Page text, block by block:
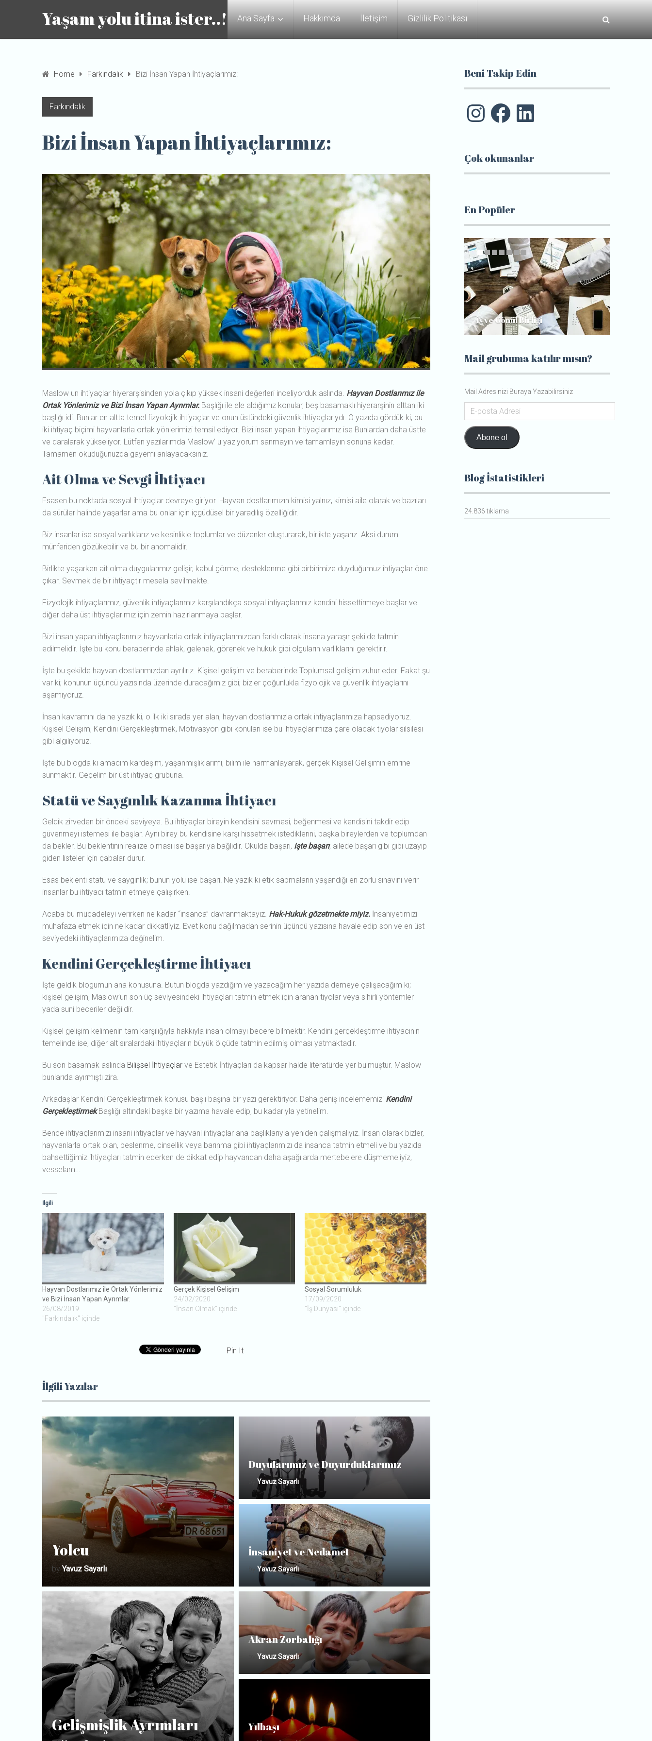
Yaşam yolu itina ister..! Ana Sayfa Hakkımda İletişim Gizlilik Politikası
Home Farkındalık Bizi İnsan Yapan İhtiyaçlarımız:
Farkındalık
Bizi İnsan Yapan İhtiyaçlarımız:
Maslow un ihtiyaçlar hiyerarşisinden yola çıkıp yüksek insani değerleri inceliyorduk aslında. Hayvan Dostlarımız ile
Ortak Yönlerimiz ve Bizi İnsan Yapan Ayrımlar. Başlığı ile ele aldığımız konular, beş basamaklı hiyerarşinin alttan iki
başlığı idi. Bunlar en altta temel fizyolojik ihtiyaçlar ve onun üstündeki güvenlik ihtiyaçlarıydı. O yazıda gördük ki, bu
iki ihtiyaç biçimi hayvanlarla ortak yönlerimizi temsil ediyor. Bizi insan yapan ihtiyaçlarımız ise Bunlardan daha üstte
ve daralarak yükseliyor. Lütfen yazılarımda Maslow’ u yazıyorum sanmayın ve tamamlayın sonuna kadar.
Tamamen okuduğunuzda gayemi anlayacaksınız.
Ait Olma ve Sevgi İhtiyacı
Esasen bu noktada sosyal ihtiyaçlar devreye giriyor. Hayvan dostlarımızın kimisi yalnız, kimisi aile olarak ve bazıları
da sürüler halinde yaşarlar ama bu onlar için içgüdüsel bir yaradılış özelliğidir.
Biz insanlar ise sosyal varlıklarız ve kesinlikle toplumlar ve düzenler oluşturarak, birlikte yaşarız. Aksi durum
münferiden gözükebilir ve bu bir anomalidir.
Birlikte yaşarken ait olma duygularımız gelişir, kabul görme, desteklenme gibi birbirimize duyduğumuz ihtiyaçlar öne
çıkar. Sevmek de bir ihtiyaçtır mesela sevilmekte.
Fizyolojik ihtiyaçlarımız, güvenlik ihtiyaçlarımız karşılandıkça sosyal ihtiyaçlarımız kendini hissettirmeye başlar ve
diğer daha üst ihtiyaçlarımız için zemin hazırlanmaya başlar.
Bizi insan yapan ihtiyaçlarımız hayvanlarla ortak ihtiyaçlarımızdan farklı olarak insana yaraşır şekilde tatmin
edilmelidir. İşte bu konu beraberinde ahlak, gelenek, görenek ve hukuk gibi olguların varlıklarını gerektirir.
İşte bu şekilde hayvan dostlarımızdan ayrılırız. Kişisel gelişim ve beraberinde Toplumsal gelişim zuhur eder. Fakat şu
var ki; konunun üçüncü yazısında üzerinde duracağımız gibi; bizler çoğunlukla fizyolojik ve güvenlik ihtiyaçlarını
aşamıyoruz.
İnsan kavramını da ne yazık ki, o ilk iki sırada yer alan, hayvan dostlarımızla ortak ihtiyaçlarımıza hapsediyoruz.
Kişisel Gelişim, Kendini Gerçekleştirmek, Motivasyon gibi konuları ise bu ihtiyaçlarımıza çare olacak tiyolar silsilesi
gibi algılıyoruz.
İşte bu blogda ki amacım kardeşim, yaşanmışlıklarımı, bilim ile harmanlayarak, gerçek Kişisel Gelişimin emrine
sunmaktır. Geçelim bir üst ihtiyaç grubuna.
Statü ve Saygınlık Kazanma İhtiyacı
Geldik zirveden bir önceki seviyeye. Bu ihtiyaçlar bireyin kendisini sevmesi, beğenmesi ve kendisini takdir edip
güvenmeyi istemesi ile başlar. Aynı birey bu kendisine karşı hissetmek istediklerini, başka bireylerden ve toplumdan
da bekler. Bu beklentinin realize olması ise başarıya bağlıdır. Okulda başarı, işte başarı, ailede başarı gibi gibi uzayıp
giden listeler için çabalar durur.
Esas beklenti statü ve saygınlık; bunun yolu ise başarı! Ne yazık ki etik sapmaların yaşandığı en zorlu sınavını verir
insanlar bu ihtiyacı tatmin etmeye çalışırken.
Acaba bu mücadeleyi verirken ne kadar “insanca” davranmaktayız. Hak-Hukuk gözetmekte miyiz. İnsaniyetimizi
muhafaza etmek için ne kadar dikkatliyiz. Evet konu dağılmadan serinin üçüncü yazısına havale edip son ve en üst
seviyedeki ihtiyaçlarımıza değinelim.
Kendini Gerçekleştirme İhtiyacı
İşte geldik blogumun ana konusuna. Bütün blogda yazdığım ve yazacağım her yazıda demeye çalışacağım ki;
kişisel gelişim, Maslow’un son üç seviyesindeki ihtiyaçları tatmin etmek için aranan tiyolar veya sihirli yöntemler
yada suni beceriler değildir.
Kişisel gelişim kelimenin tam karşılığıyla hakkıyla insan olmayı becere bilmektir. Kendini gerçekleştirme ihtiyacının
temelinde ise, diğer alt sıralardaki ihtiyaçların büyük ölçüde tatmin edilmiş olması yatmaktadır.
Bu son basamak aslında Bilişsel İhtiyaçlar ve Estetik İhtiyaçları da kapsar halde literatürde yer bulmuştur. Maslow
bunlarıda ayırmıştı zira.
Arkadaşlar Kendini Gerçekleştirmek konusu başlı başına bir yazı gerektiriyor. Daha geniş incelememizi Kendini
GerçekleştirmekBaşlığı altındaki başka bir yazıma havale edip, bu kadarıyla yetinelim.
Bence ihtiyaçlarımızı insani ihtiyaçlar ve hayvani ihtiyaçlar ana başlıklarıyla yeniden çalışmalıyız. İnsan olarak bizler,
hayvanlarla ortak olan, beslenme, cinsellik veya barınma gibi ihtiyaçlarımızı da insanca tatmin etmeli ve bu yazıda
bahsettiğimiz ihtiyaçları tatmin ederken de dikkat edip hayvandan daha aşağılarda mertebelere düşmemeliyiz,
vesselam…
İlgili
Hayvan Dostlarımız ile Ortak Yönlerimiz
ve Bizi İnsan Yapan Ayrımlar.
26/08/2019
"Farkındalık" içinde
Gerçek Kişisel Gelişim
24/02/2020
"İnsan Olmak" içinde
Sosyal Sorumluluk
17/09/2020
"İş Dünyası" içinde
Pin It
İlgili Yazılar
Yolcu
by Yavuz Sayarlı
Duyularımız ve Duyurduklarımız
Yavuz Sayarlı
İnsaniyet ve Nedamet
by Yavuz Sayarlı
Gelişmişlik Ayrımları
Akran Zorbalığı
Yavuz Sayarlı
Yılbaşı
Beni Takip Edin
InstagramFacebookLinkedIn
Çok okunanlar
En Popüler
İş ve Gönül Birliği
Mail grubuma katılır mısın?
Mail Adresinizi Buraya Yazabilirsiniz
posta
Adresi
Abone ol
Blog İstatistikleri
24.836 tıklama